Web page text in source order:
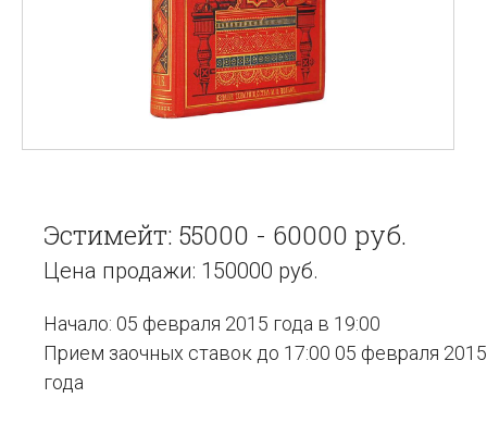
Эстимейт: 55000 - 60000 руб.
Цена продажи: 150000 руб.
Начало: 05 февраля 2015 года в 19:00
Прием заочных ставок до 17:00 05 февраля 2015
года